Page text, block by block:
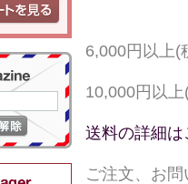
6,000円以上(
10,000円以
送料の詳細は
ご注文、お